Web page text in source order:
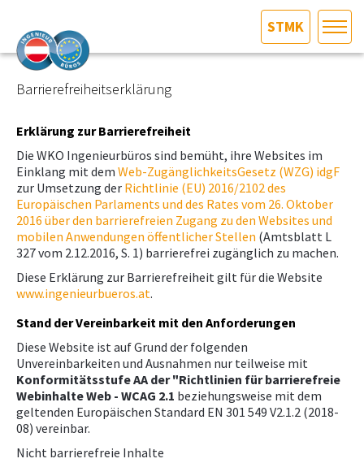
STMK
DAS INGENIEURBÜRO
INTERESSEN­VERTRETUNG
MITGLIEDER­VERZEICHNIS
KONTAKT
NEWS
Barrierefreiheitserklärung
Erklärung zur Barrierefreiheit
Die WKO Ingenieurbüros sind bemüht, ihre Websites im
Einklang mit dem Web-ZugänglichkeitsGesetz (WZG) idgF
zur Umsetzung der Richtlinie (EU) 2016/2102 des
Europäischen Parlaments und des Rates vom 26. Oktober
2016 über den barrierefreien Zugang zu den Websites und
mobilen Anwendungen öffentlicher Stellen (Amtsblatt L
327 vom 2.12.2016, S. 1) barrierefrei zugänglich zu machen.
Diese Erklärung zur Barrierefreiheit gilt für die Website
www.ingenieurbueros.at.
Stand der Vereinbarkeit mit den Anforderungen
Diese Website ist auf Grund der folgenden
Unvereinbarkeiten und Ausnahmen nur teilweise mit
Konformitätsstufe AA der "Richtlinien für barrierefreie
Webinhalte Web - WCAG 2.1 beziehungsweise mit dem
geltenden Europäischen Standard EN 301 549 V2.1.2 (2018-
08) vereinbar.
Nicht barrierefreie Inhalte